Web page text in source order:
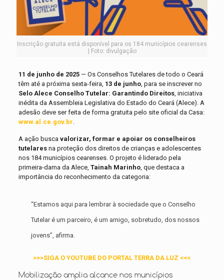
Inscrição gratuita está disponível para os 184 municípios cearenses
| Foto: divulgação
11 de junho de 2025— Os Conselhos Tutelares de todo o Ceará
têm até a próxima sexta-feira, 13 de junho, para se inscrever no
Selo Alece Conselho Tutelar: Garantindo Direitos, iniciativa
inédita da Assembleia Legislativa do Estado do Ceará (Alece). A
adesão deve ser feita de forma gratuita pelo site oficial da Casa:
www.al.ce.gov.br
A ação busca valorizar, formar e apoiar os conselheiros
tutelaresna proteção dos direitos de crianças e adolescentes
nos 184 municípios cearenses. O projeto é liderado pela
primeira-dama da Alece, Tainah Marinho, que destaca a
importância do reconhecimento da categoria:
“Estamos aqui para lembrar à sociedade que o Conselho
Tutelar é um parceiro, é um amigo, sobretudo, dos nossos
jovens”, afirma.
>>>SIGA O YOUTUBE DO PORTAL TERRA DA LUZ <<<
Mobilização amplia alcance nos municípios